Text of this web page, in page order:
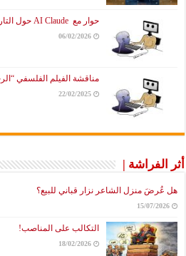
حوار مع AI Claude حول التاريخ والحقيقة
06/02/2026
مناقشة الفيلم الفلسفي “الرجل
22/02/2025
|
منزل الشاعر نزار قباني للبيع؟
15/07/
التكالب على المناصب!
18/02/2026